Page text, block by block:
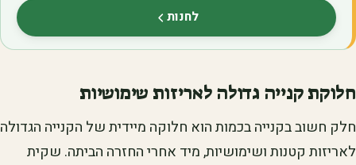
לחנות(נפתח בלשונית חדשה)
חלוקת קנייה גדולה לאריזות שימושיות
חלק חשוב בקנייה בכמות הוא חלוקה מיידית של הקנייה הגדולה
לאריזות קטנות ושימושיות, מיד אחרי החזרה הביתה. שקית